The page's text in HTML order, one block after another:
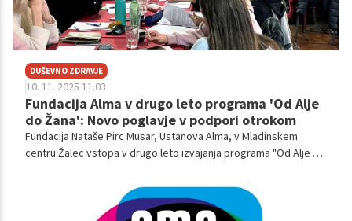
DUŠEVNO ZDRAVJE
10. 11. 2025 11.03
Fundacija Alma v drugo leto programa 'Od Alje
do Žana': Novo poglavje v podpori otrokom
Fundacija Nataše Pirc Musar, Ustanova Alma, v Mladinskem
centru Žalec vstopa v drugo leto izvajanja programa "Od Alje do
in usmeritve za razvoj in krepitev virov za zaščito duševnega
zdravja otrok v šoli.